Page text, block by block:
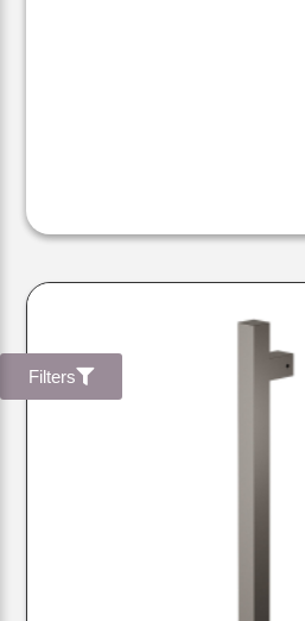
Filters